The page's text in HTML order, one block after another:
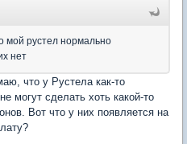
мой рустел нормально
нет
что у Рустела как-то
могут сделать хоть какой-то
Вот что у них появляется на